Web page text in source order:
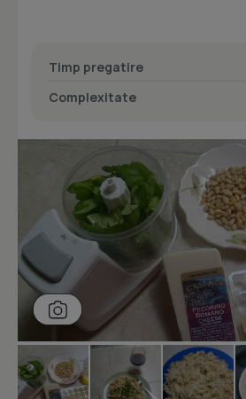
Timp pregatire
Complexitate